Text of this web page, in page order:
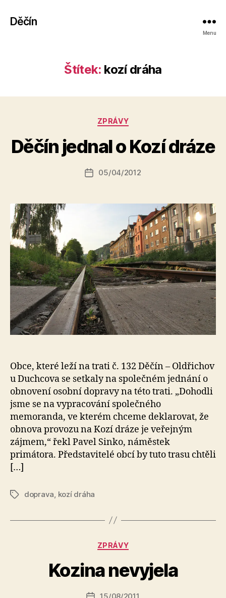
Děčín
Menu
Štítek: kozí dráha
Rubriky
ZPRÁVY
Děčín jednal o Kozí dráze
Autor
příspěvku
t
o
a
s
o
Datum
05/04/2012
Obce, které leží na trati č. 132 Děčín – Oldřichov
u Duchcova se setkaly na společném jednání o
obnovení osobní dopravy na této trati. „Dohodli
jsme se na vypracování společného
memoranda, ve kterém chceme deklarovat, že
obnova provozu na Kozí dráze je veřejným
zájmem,“ řekl Pavel Sinko, náměstek
primátora. Představitelé obcí by tuto trasu chtěli
[…]
Štítkydoprava kozí dráha
Rubriky
ZPRÁVY
Kozina nevyjela
Autor
o